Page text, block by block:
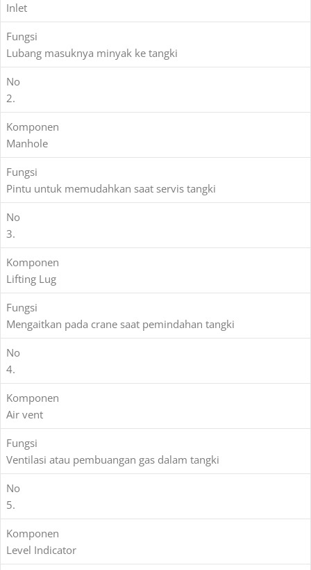
Inlet
Fungsi
Lubang masuknya minyak ke tangki
No
2.
Komponen
Manhole
Fungsi
Pintu untuk memudahkan saat servis tangki
No
3.
Komponen
Lifting Lug
Fungsi
Mengaitkan pada crane saat pemindahan tangki
No
4.
Komponen
Air vent
Fungsi
Ventilasi atau pembuangan gas dalam tangki
No
5.
Komponen
Level Indicator